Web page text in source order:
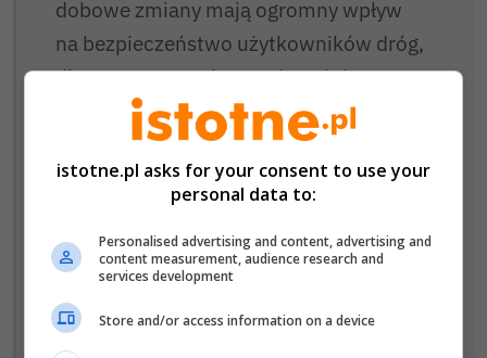
dobowe zmiany mają ogromny wpływ
na bezpieczeństwo użytkowników dróg,
dlatego przypominamy, że należy
zmniejszyć prędkość, zmienić technikę
jazdy i utrzymywać bezpieczną odległość
od poprzedzających samochodów.
Pamiętać trzeba również o tym,
że prędkość dopuszczalna nie zawsze
oznacza prędkość bezpieczną – zawsze
należy ją dostosować do sytuacji, jaka
w danej chwili występuje na drodze.
istotne.pl asks for your consent to use your
personal data to:
Personalised advertising and content, advertising and
content measurement, audience research and
services development
Store and/or access information on a device